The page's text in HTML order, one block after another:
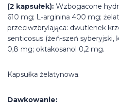
(2 kapsułek): Wzbogacone
610 mg; L-arginina 400 mg;
przeciwzbrylająca: dwutlenek
senticosus (żeń-szeń syberyjski,
0,8 mg; oktakosanol 0,2 mg.
Kapsułka żelatynowa.
Dawkowanie: